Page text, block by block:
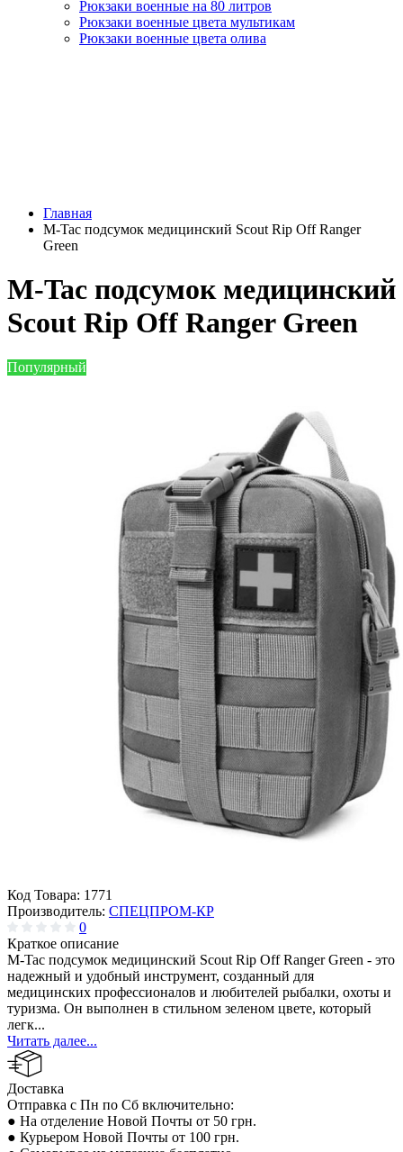
Рюкзаки военные на 80 литров
Рюкзаки военные цвета мультикам
Рюкзаки военные цвета олива
Главная
M-Tac подсумок медицинский Scout Rip Off Ranger
Green
M-Tac подсумок медицинский
Scout Rip Off Ranger Green
Популярный
Код Товара: 1771
Производитель: СПЕЦПРОМ-КР
0
Краткое описание
M-Tac подсумок медицинский Scout Rip Off Ranger Green - это
надежный и удобный инструмент, созданный для
медицинских профессионалов и любителей рыбалки, охоты и
туризма. Он выполнен в стильном зеленом цвете, который
легк...
Читать далее...
Доставка
Отправка с Пн по Сб включительно:
● На отделение Новой Почты от 50 грн.
● Курьером Новой Почты от 100 грн.